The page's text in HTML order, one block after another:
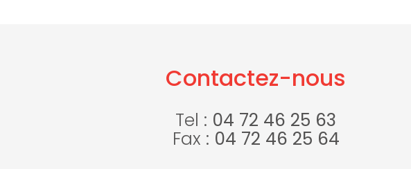
Contactez-nous
Tel : 04 72 46 25 63
Fax : 04 72 46 25 64